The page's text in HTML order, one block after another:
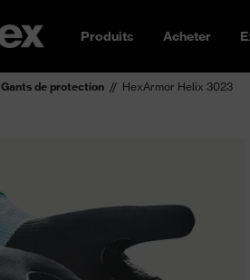
Produits Acheter
Gants de protection HexArmor Helix 3023